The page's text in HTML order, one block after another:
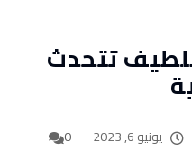
تتحدث
يونيو 6, 2023
0